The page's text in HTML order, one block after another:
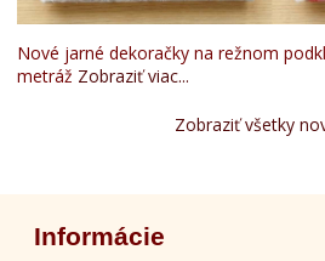
Nové jarné dekoračky na režnom
metráž Zobraziť viac...
Zobraziť všetky
Informácie